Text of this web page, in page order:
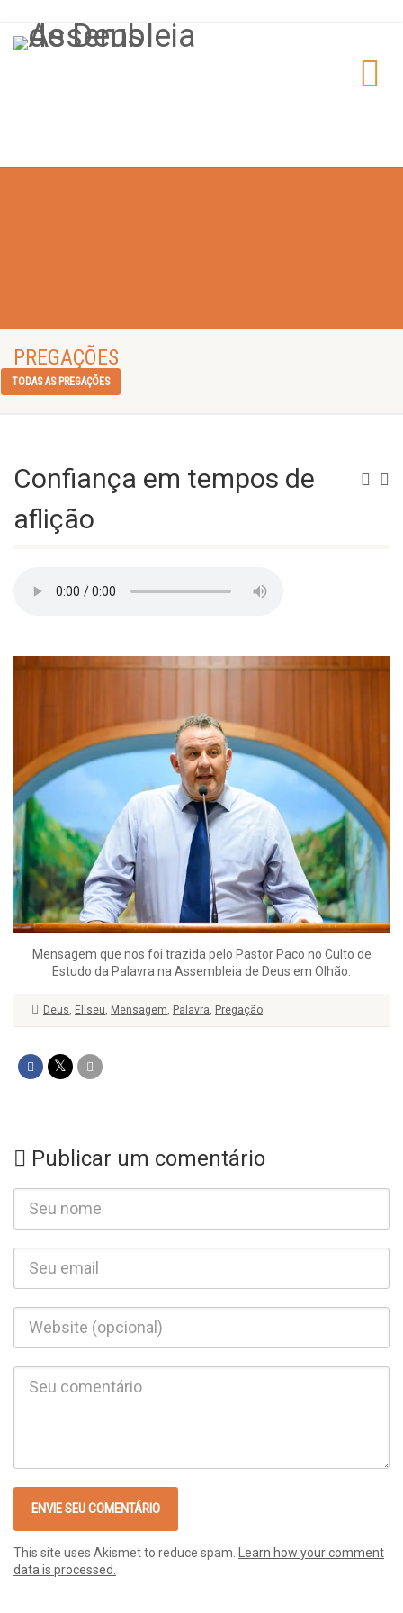
PREGAÇÕES
TODAS AS PREGAÇÕES
Confiança em tempos de
aflição
Mensagem que nos foi trazida pelo Pastor Paco no Culto de
Estudo da Palavra na Assembleia de Deus em Olhão.
Deus Eliseu Mensagem Palavra Pregação
Publicar um comentário
This site uses Akismet to reduce spam. Learn how your comment
data is processed.